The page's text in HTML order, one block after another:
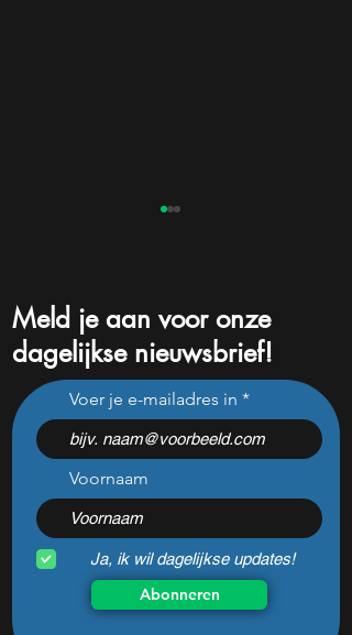
Bank of America tipt deze
3 chipaandelen
Meld je aan voor onze
dagelijkse nieuwsbrief!
Voer je e-mailadres in
Voornaam
Ja, ik wil dagelijkse updates!
Abonneren